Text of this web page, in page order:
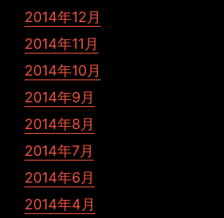
2014年12月
2014年11月
2014年10月
2014年9月
2014年8月
2014年7月
2014年6月
2014年4月